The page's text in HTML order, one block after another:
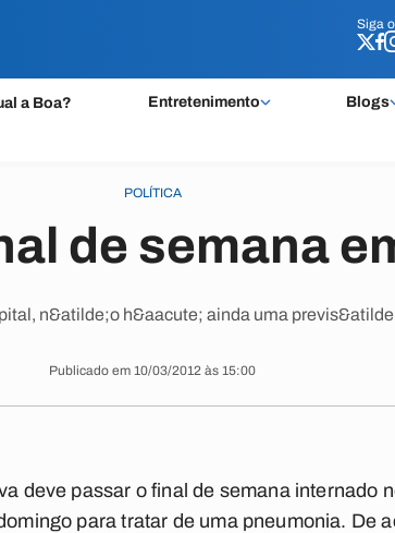
Siga o
a Boa? Entretenimento Blogs
Siga o
POLÍTICA
de semana
n&atilde;o h&aacute; ainda uma
Publicado em 10/03/2012 às 15:00
deve passar o final de semana internado
para tratar de uma pneumonia. De